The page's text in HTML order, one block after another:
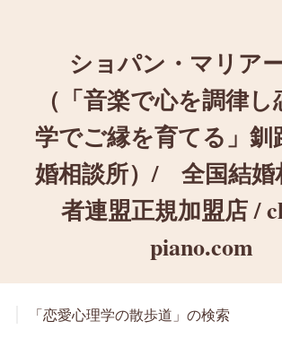
ショパン・マリア
（「音楽で心を調律
学でご縁を育てる」釧
婚相談所）/ 全国結婚
者連盟正規加盟店 /
piano.com
「恋愛心理学の散歩道」の検索